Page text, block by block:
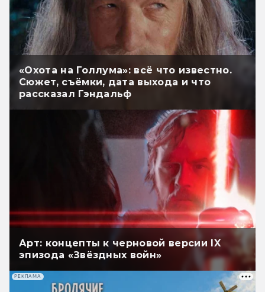
«Охота на Голлума»: всё что известно.
Сюжет, съёмки, дата выхода и что
рассказал Гэндальф
Арт: концепты к черновой версии IX
эпизода «Звёздных войн»
РЕКЛАМА